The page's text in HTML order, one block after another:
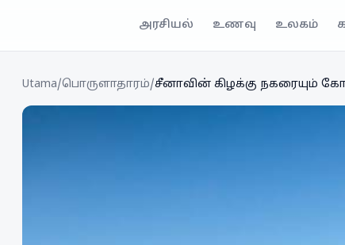
அரசியல் உணவு உலகம்
Utama/பொருளாதாரம்/சீனாவின் கிழக்கு நகரையும்